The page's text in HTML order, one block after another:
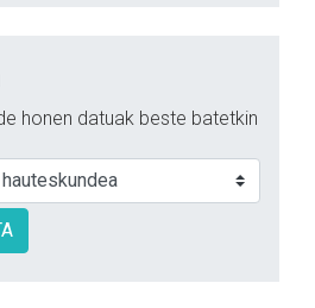
honen datuak beste batetkin